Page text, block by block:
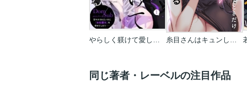
同じ著者・レーベルの注目作品